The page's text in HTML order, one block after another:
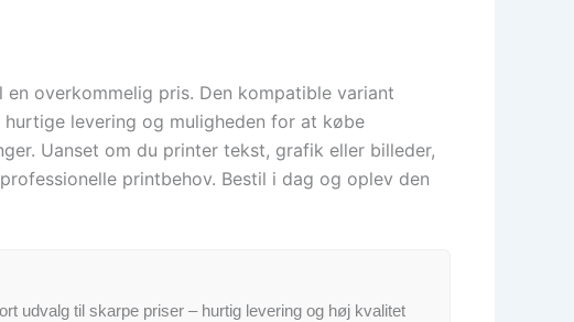
overkommelig pris. Den kompatible variant
levering og muligheden for at købe
Uanset om du printer tekst, grafik eller billeder,
printbehov. Bestil i dag og oplev den
udvalg til skarpe priser – hurtig levering og høj kvalitet